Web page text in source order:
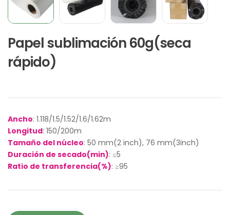
Papel sublimación 60g(seca
rápido)
Ancho: 1.118/1.5/1.52/1.6/1.62m
Longitud: 150/200m
Tamaño del núcleo: 50 mm(2 inch), 76 mm(3inch)
Duración de secado(min): ≤5
Ratio de transferencia(%): ≥95